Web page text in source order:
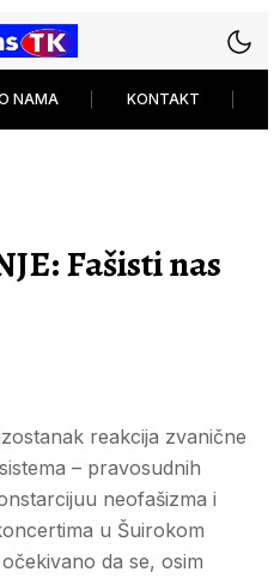
NAMA KONTAKT
Fašisti nas
reakcija zvanične
– pravosudnih
neofašizma i
u Šuirokom
da se, osim